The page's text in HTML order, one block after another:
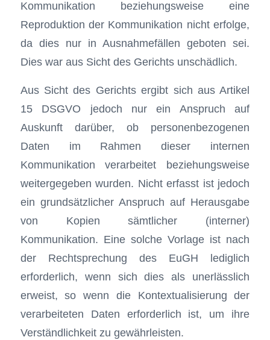
Kommunikation beziehungsweise eine
Reproduktion der Kommunikation nicht erfolge,
da dies nur in Ausnahmefällen geboten sei.
Dies war aus Sicht des Gerichts unschädlich.
Aus Sicht des Gerichts ergibt sich aus Artikel
15 DSGVO jedoch nur ein Anspruch auf
Auskunft darüber, ob personenbezogenen
Daten im Rahmen dieser internen
Kommunikation verarbeitet beziehungsweise
weitergegeben wurden. Nicht erfasst ist jedoch
ein grundsätzlicher Anspruch auf Herausgabe
von Kopien sämtlicher (interner)
Kommunikation. Eine solche Vorlage ist nach
der Rechtsprechung des EuGH lediglich
erforderlich, wenn sich dies als unerlässlich
erweist, so wenn die Kontextualisierung der
verarbeiteten Daten erforderlich ist, um ihre
Verständlichkeit zu gewährleisten.